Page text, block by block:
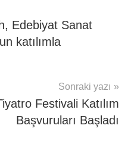
Edebiyat Sanat
katılımla
Sonraki yazı
Festivali Katılım
Başvuruları Başladı